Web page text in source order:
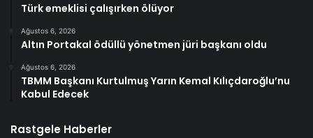
Türk emeklisi çalışırken ölüyor
Ağustos 6, 2026
Altın Portakal ödüllü yönetmen jüri başkanı oldu
Ağustos 6, 2026
TBMM Başkanı Kurtulmuş Yarın Kemal Kılıçdaroğlu’nu
Kabul Edecek
Rastgele Haberler